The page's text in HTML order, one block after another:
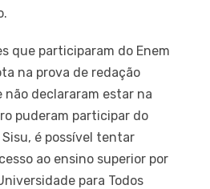
que participaram do Enem
na prova de redação
não declararam estar na
puderam participar do
é possível tentar
ao ensino superior por
para Todos